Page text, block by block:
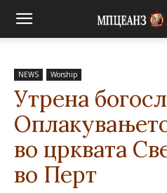
NEWS Worship
Утрена
во црквата
во Перт